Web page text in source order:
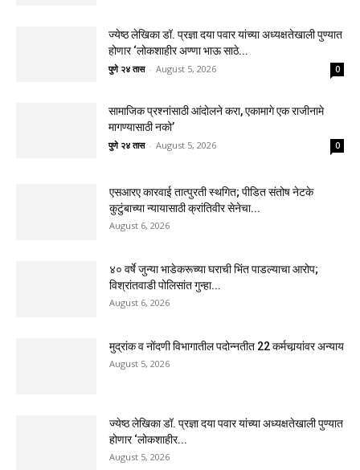
ज्येष्ठ लेखिका डॉ. प्रज्ञा दया पवार यांच्या अध्यक्षतेखाली पुण्यात
होणार ‘लोकशाहीर अण्णा भाऊ साठे...
पुणे २४ तास - August 5, 2026 0
सामाजिक प्रश्नांसाठी आंदोलने करा, एकामागे एक राजीनामे
मागण्यासाठी नको’
पुणे २४ तास - August 5, 2026 0
एसआरए कारवाई तात्पुरती स्थगित; पीडित संतोष नेटके
कुटुंबाच्या न्यायासाठी क्रांतिवीर सेनेचा...
August 6, 2026
४० वर्षे जुन्या भाडेकरूच्या घराची भिंत पाडल्याचा आरोप;
विश्रांतवाडी पोलिसांत गुन्हा...
August 6, 2026
मुद्रांक व नोंदणी विभागातील पदोन्नतीत 22 कर्मचार्‍यांवर अन्याय
August 5, 2026
ज्येष्ठ लेखिका डॉ. प्रज्ञा दया पवार यांच्या अध्यक्षतेखाली पुण्यात
होणार ‘लोकशाहीर...
August 5, 2026